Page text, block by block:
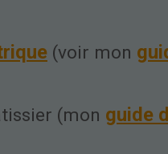
(voir mon
(mon guide